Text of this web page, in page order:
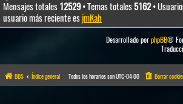
Mensajes totales 12529• Temas totales5162•
usuario más reciente es jmKah
Desarrollado porphpBB®
BBS Índice general Todos los horarios sonUTC-04:00 Borrar